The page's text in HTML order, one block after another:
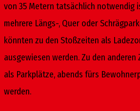
von 35 Metern tatsächlich notwendig
mehrere Längs-, Quer oder
könnten zu den Stoßzeiten als
ausgewiesen werden. Zu den
als Parkplätze, abends fürs
werden.